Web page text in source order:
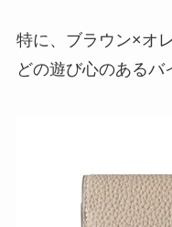
特に、ブラウン×オ
どの遊び心のあるバ